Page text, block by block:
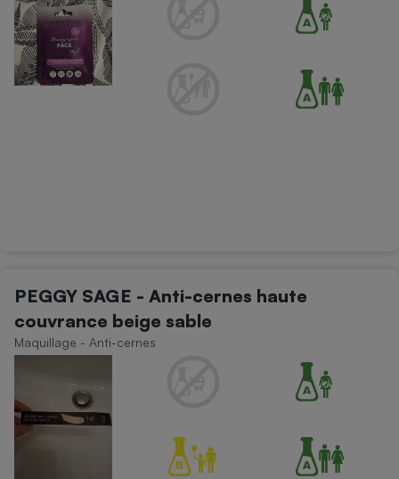
PEGGY SAGE - Anti-cernes haute
couvrance beige sable
Maquillage - Anti-cernes